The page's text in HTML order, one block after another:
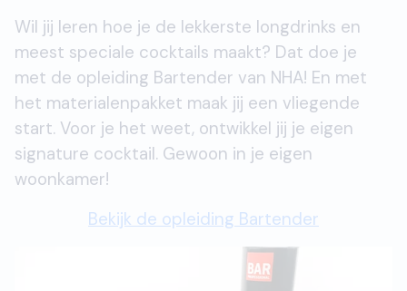
Wil jij leren hoe je de lekkerste longdrinks en
meest speciale cocktails maakt? Dat doe je
met de opleiding Bartender van NHA! En met
het materialenpakket maak jij een vliegende
start. Voor je het weet, ontwikkel jij je eigen
signature cocktail. Gewoon in je eigen
woonkamer!
Bekijk de opleiding Bartender